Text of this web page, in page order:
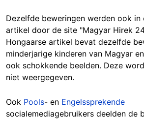
Dezelfde beweringen werden ook in
artikel door de site "Magyar Hirek
Hongaarse artikel bevat dezelfde
minderjarige kinderen van Magyar
ook schokkende beelden. Deze
niet weergegeven.
Ook Pools- en Engelssprekende
socialemediagebruikers deelden de